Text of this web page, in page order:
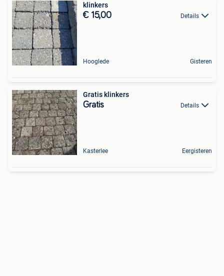
klinkers
€ 15,00 Details
Hooglede Gisteren
Gratis klinkers
Gratis Details
Kasterlee Eergisteren